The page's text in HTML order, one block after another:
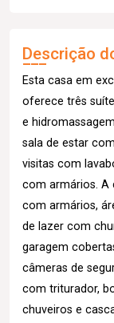
Descrição
Esta casa em
oferece três
e
sala de estar
visitas com
com armários. A
com armários,
de lazer com
garagem
câmeras de
com triturador,
chuveiros e